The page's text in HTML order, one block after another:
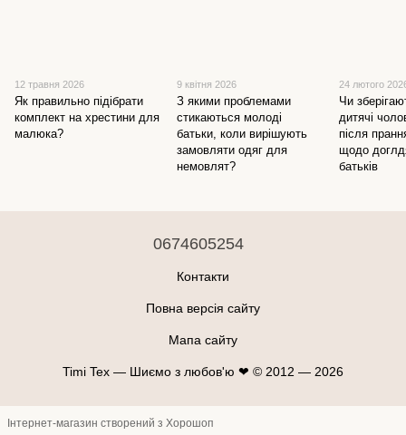
12 травня 2026
Як правильно підібрати
комплект на хрестини для
малюка?
9 квітня 2026
З якими проблемами
стикаються молоді
батьки, коли вирішують
замовляти одяг для
немовлят?
24 лютого
Чи
дитячі
після
щодо
батьків
0674605254
Контакти
Повна версія сайту
Мапа сайту
Timi Tex — Шиємо з любов'ю ❤ © 2012 — 2026
Інтернет-магазин створений з Хорошоп